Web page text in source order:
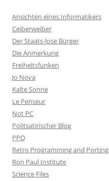
Ansichten eines Informatikers
Ceiberweiber
Der Staats-lose Bürger
Die Anmerkung
Freiheitsfunken
Jo Nova
Kalte Sonne
Le Penseur
Not PC
Politsatirischer Blog
PPQ
Retro Programming and Porting
Ron Paul Institute
Science Files